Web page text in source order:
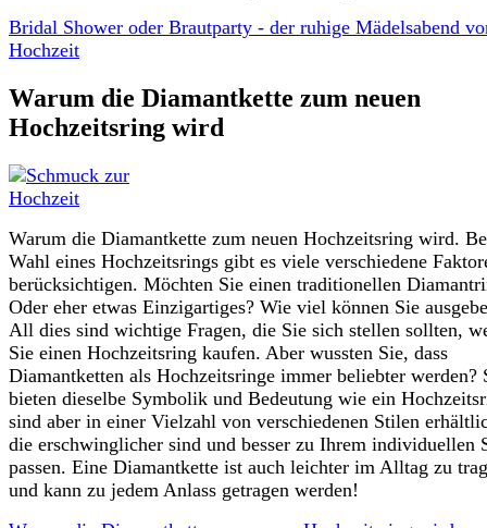
Bridal Shower oder Brautparty - der ruhige Mädelsabend
Hochzeit
Warum die Diamantkette zum neuen
Hochzeitsring wird
Warum die Diamantkette zum neuen Hochzeitsring wird.
Wahl eines Hochzeitsrings gibt es viele verschiedene
berücksichtigen. Möchten Sie einen traditionellen
Oder eher etwas Einzigartiges? Wie viel können Sie
All dies sind wichtige Fragen, die Sie sich stellen sollten,
Sie einen Hochzeitsring kaufen. Aber wussten Sie, dass
Diamantketten als Hochzeitsringe immer beliebter werden?
bieten dieselbe Symbolik und Bedeutung wie ein
sind aber in einer Vielzahl von verschiedenen Stilen
die erschwinglicher sind und besser zu Ihrem individuellen
passen. Eine Diamantkette ist auch leichter im Alltag zu
und kann zu jedem Anlass getragen werden!